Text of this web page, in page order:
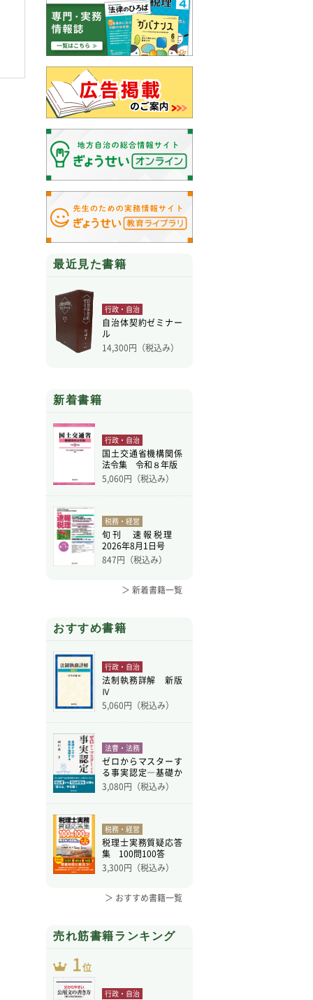
最近見た書籍
行政・自治
自治体契約ゼミナー
ル
14,300円（税込み）
新着書籍
行政・自治
国土交通省機構関係
法令集 令和８年版
5,060円（税込み）
税務・経営
旬刊 速報税理
2026年8月1日号
847円（税込み）
＞ 新着書籍一覧
おすすめ書籍
行政・自治
法制執務詳解 新版
Ⅳ
5,060円（税込み）
法曹・法務
ゼロからマスターす
る事実認定―基礎か
ら学
3,080円（税込み）
税務・経営
税理士実務質疑応答
集 100問100答
3,300円（税込み）
＞ おすすめ書籍一覧
売れ筋書籍ランキング
行政・自治